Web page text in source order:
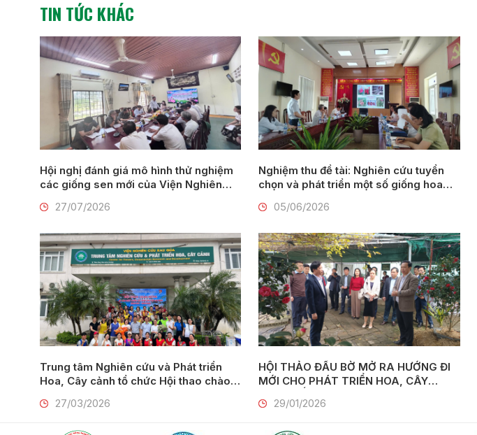
TIN TỨC KHÁC
Hội nghị đánh giá mô hình thử nghiệm
các giống sen mới của Viện Nghiên
27/07/2026
Nghiệm thu đề tài: Nghiên cứu tuyển
chọn và phát triển một số giống hoa
Nam Định
05/06/2026
Trung tâm Nghiên cứu và Phát triển
Hoa, Cây cảnh tổ chức Hội thao chào
TNCS Hồ Chí Minh (26/3/1931 –
27/03/2026
HỘI THẢO ĐẦU BỜ MỞ RA HƯỚNG ĐI
MỚI CHO PHÁT TRIỂN HOA, CÂY
29/01/2026